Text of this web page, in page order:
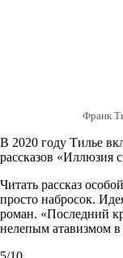
Франк
В 2020 году Тилье
рассказов «Иллюзия
Читать рассказ
просто набросок.
роман. «Последний
нелепым атавизмом